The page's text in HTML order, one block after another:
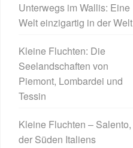
Unterwegs im Wallis: Eine
Welt einzigartig in der Welt
Kleine Fluchten: Die
Seelandschaften von
Piemont, Lombardei und
Tessin
Kleine Fluchten – Salento,
der Süden Italiens